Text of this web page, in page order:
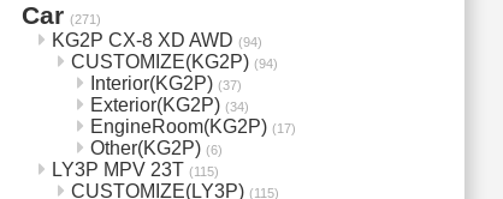
Car (271)
KG2P CX-8 XD AWD (94)
CUSTOMIZE(KG2P) (94)
Interior(KG2P) (37)
Exterior(KG2P) (34)
EngineRoom(KG2P) (17)
Other(KG2P) (6)
LY3P MPV 23T (115)
CUSTOMIZE(LY3P) (115)